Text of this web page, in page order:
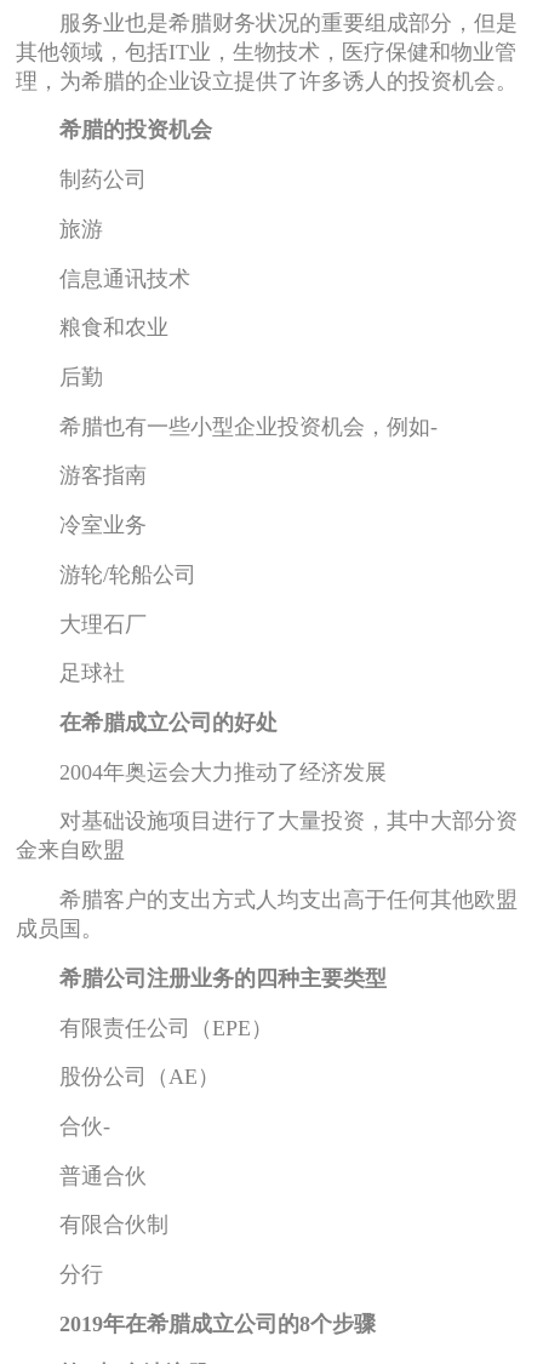
服务业也是希腊财务状况的重要组成部分，但是
其他领域，包括IT业，生物技术，医疗保健和物业管
理，为希腊的企业设立提供了许多诱人的投资机会。
希腊的投资机会
制药公司
旅游
信息通讯技术
粮食和农业
后勤
希腊也有一些小型企业投资机会，例如-
游客指南
冷室业务
游轮/轮船公司
大理石厂
足球社
在希腊成立公司的好处
2004年奥运会大力推动了经济发展
对基础设施项目进行了大量投资，其中大部分资
金来自欧盟
希腊客户的支出方式人均支出高于任何其他欧盟
成员国。
希腊公司注册业务的四种主要类型
有限责任公司（EPE）
股份公司（AE）
合伙-
普通合伙
有限合伙制
分行
2019年在希腊成立公司的8个步骤